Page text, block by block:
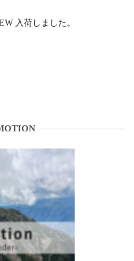
入荷しました。